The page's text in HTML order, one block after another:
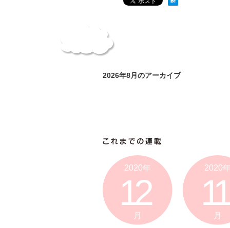
2026年8月のアーカイブ
2020年
12
月
2020
11
月